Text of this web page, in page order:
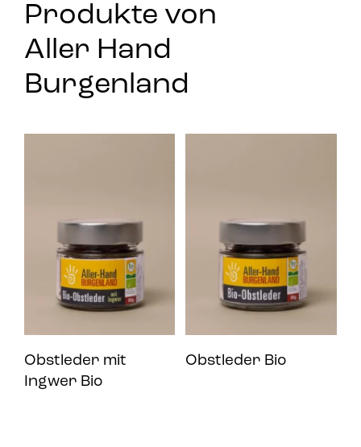
Produkte von
Aller Hand
Burgenland
Obstleder mit
Ingwer Bio
Obstleder Bio